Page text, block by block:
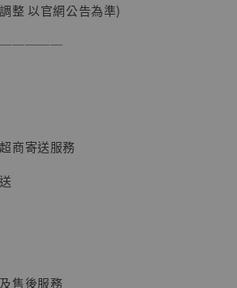
整 以官網公告為準)
商寄送服務
售後服務